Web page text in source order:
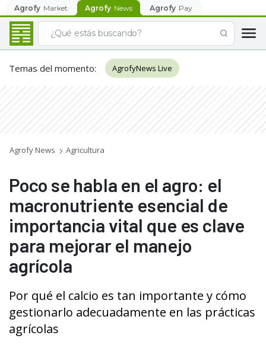
Agrofy Market Agrofy News Agrofy Pay
Temas del momento: AgrofyNews Live
Agrofy News Agricultura
Poco se habla en el agro: el
macronutriente esencial de
importancia vital que es clave
para mejorar el manejo
agrícola
Por qué el calcio es tan importante y cómo
gestionarlo adecuadamente en las prácticas
agrícolas